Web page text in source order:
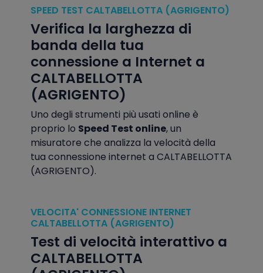
SPEED TEST CALTABELLOTTA (AGRIGENTO)
Verifica la larghezza di
banda della tua
connessione a Internet a
CALTABELLOTTA
(AGRIGENTO)
Uno degli strumenti più usati online è
proprio lo Speed Test online, un
misuratore che analizza la velocità della
tua connessione internet a CALTABELLOTTA
(AGRIGENTO).
VELOCITA' CONNESSIONE INTERNET
CALTABELLOTTA (AGRIGENTO)
Test di velocità interattivo a
CALTABELLOTTA